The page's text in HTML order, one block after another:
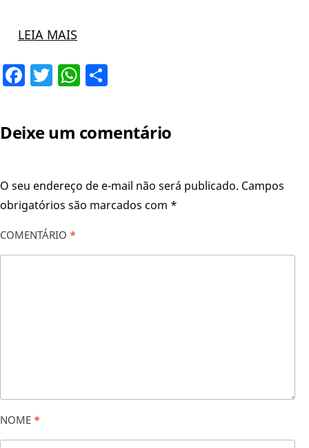
LEIA MAIS
Facebook
TwitterWhatsApp
Deixe um comentário
O seu endereço de e-mail não será publicado. Campos
obrigatórios são marcados com *
COMENTÁRIO *
NOME *